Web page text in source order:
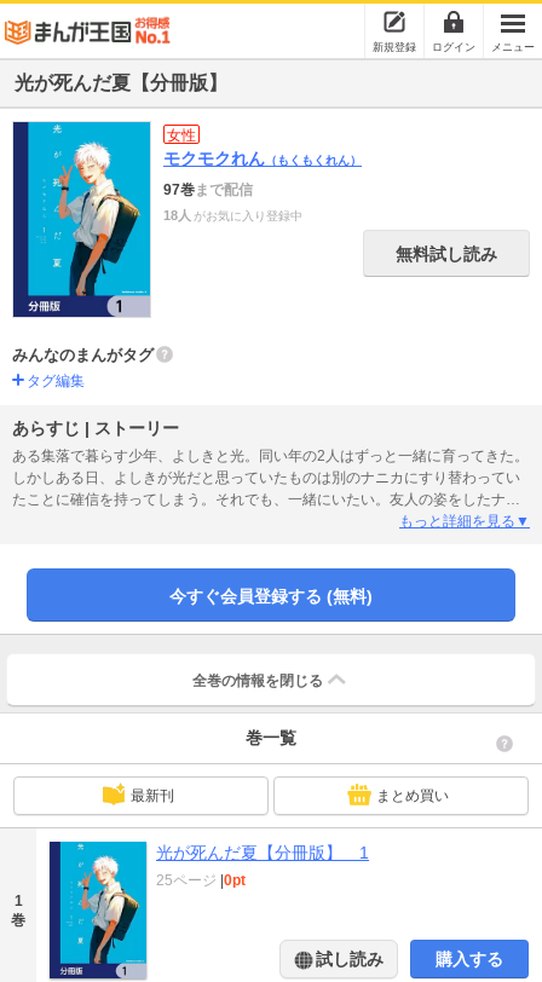
新規登録 ログイン メニュー
光が死んだ夏【分冊版】
女性
モクモクれん （もくもくれん）
97巻まで配信
18人 がお気に入り登録中
無料試し読み
みんなのまんがタグ
タグ編集
あらすじ | ストーリー
ある集落で暮らす少年、よしきと光。同い年の2人はずっと一緒に育ってきた。
しかしある日、よしきが光だと思っていたものは別のナニカにすり替わってい
たことに確信を持ってしまう。それでも、一緒にいたい。友人の姿をしたナニ
カとの、いつも通りの日々が始まる。時を同じくして、集落では様々な事件が
内容は同一のものとなります。重複購入にご注意ください。
もっと詳細を見る▼
今すぐ会員登録する (無料)
全巻の情報を 閉じる
巻一覧
最新刊 まとめ買い
1
巻
光が死んだ夏【分冊版】 1
25ページ |0pt
試し読み 購入する